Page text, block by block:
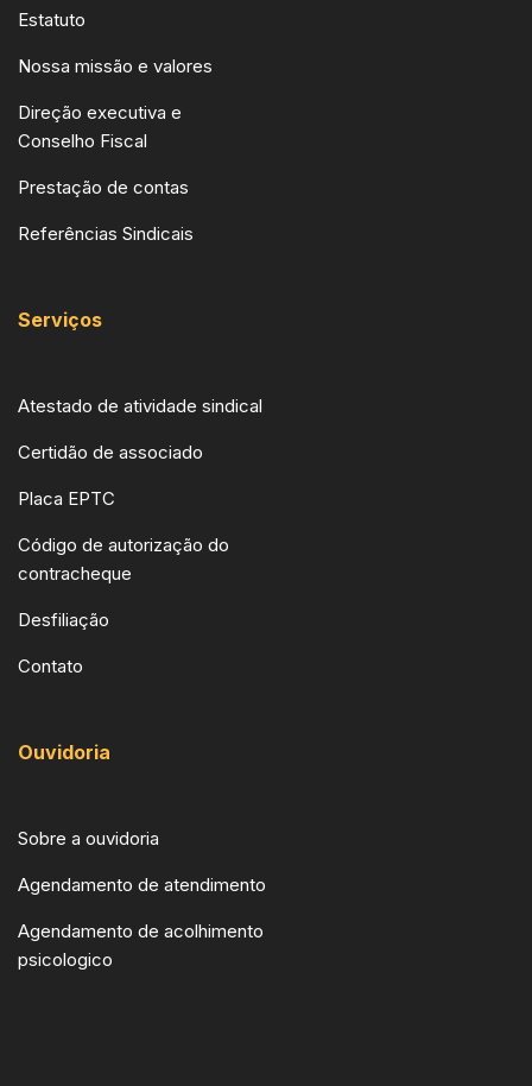
Estatuto
Nossa missão e valores
Direção executiva e
Conselho Fiscal
Prestação de contas
Referências Sindicais
Serviços
Atestado de atividade sindical
Certidão de associado
Placa EPTC
Código de autorização do
contracheque
Desfiliação
Contato
Ouvidoria
Sobre a ouvidoria
Agendamento de atendimento
Agendamento de acolhimento
psicologico